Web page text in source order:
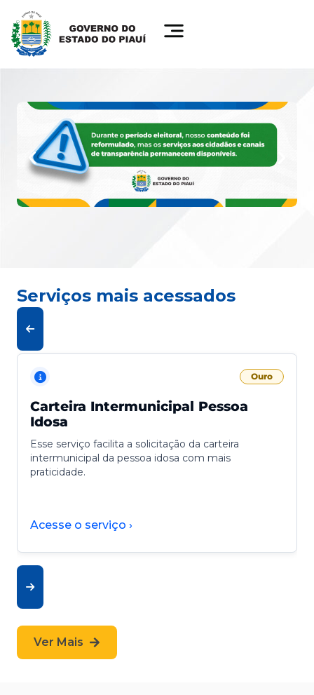
Serviços mais acessados
Ouro
Carteira Intermunicipal Pessoa
Idosa
Esse serviço facilita a solicitação da carteira
intermunicipal da pessoa idosa com mais
praticidade.
Acesse o serviço ›
Ver Mais